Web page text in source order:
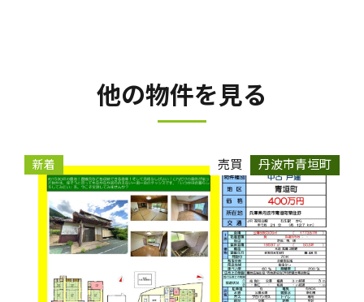
他の物件を見る
新着 売買 丹波市青垣町